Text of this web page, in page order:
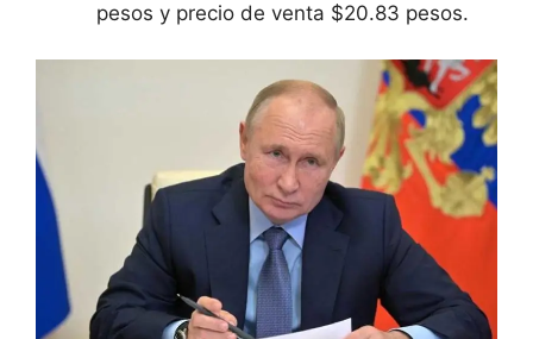
pesos y precio de venta $20.83 pesos.